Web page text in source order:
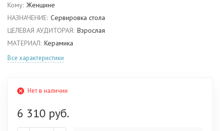
Кому: Женщине
НАЗНАЧЕНИЕ: Сервировка стола
ЦЕЛЕВАЯ АУДИТОРАЯ: Взрослая
МАТЕРИАЛ: Керамика
Все характеристики
Нет в наличии
6 310 руб.